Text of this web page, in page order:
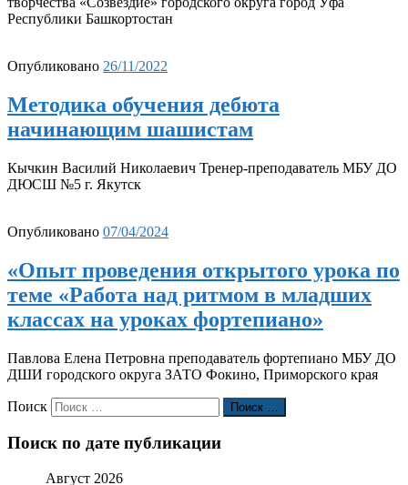
Республики Башкортостан
Опубликовано 26/11/2022
Методика обучения дебюта
начинающим шашистам
Кычкин Василий Николаевич Тренер-преподаватель МБУ ДО
ДЮСШ №5 г. Якутск
Опубликовано 07/04/2024
«Опыт проведения открытого урока по
теме «Работа над ритмом в младших
классах на уроках фортепиано»
Павлова Елена Петровна преподаватель фортепиано МБУ ДО
ДШИ городского округа ЗАТО Фокино, Приморского края
Поиск Поиск …
Поиск по дате публикации
Август 2026